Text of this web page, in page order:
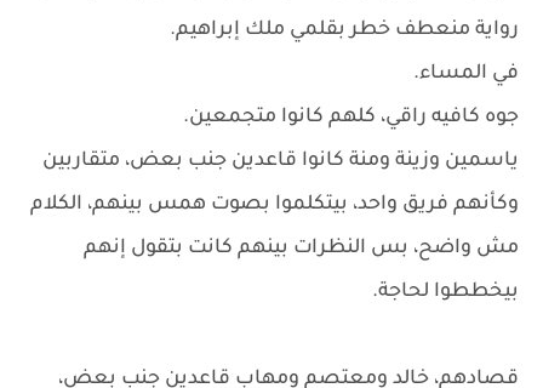
رواية منعطف خطر بقلمي ملك إبراهيم.
في المساء.
جوه كافيه راقي، كلهم كانوا متجمعين.
ياسمين وزينة ومنة كانوا قاعدين جنب بعض، متقاربين
وكأنهم فريق واحد، بيتكلموا بصوت همس بينهم، الكلام
مش واضح، بس النظرات بينهم كانت بتقول إنهم
بيخططوا لحاجة.
قصادهم، خالد ومعتصم ومهاب قاعدين جنب بعض،